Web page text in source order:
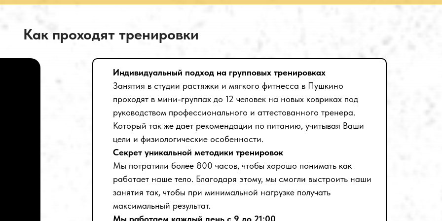
Как проходят тренировки
Индивидуальный подход на групповых тренировках
Занятия в студии растяжки и мягкого фитнесса в Пушкино
проходят в мини-группах до 12 человек на новых ковриках под
руководством профессионального и аттестованного тренера.
Который так же дает рекомендации по питанию, учитывая Ваши
цели и физиологические особенности.
Секрет уникальной методики тренировок
Мы потратили более 800 часов, чтобы хорошо понимать как
работает наше тело. Благодаря этому, мы смогли выстроить наши
занятия так, чтобы при минимальной нагрузке получать
максимальный результат.